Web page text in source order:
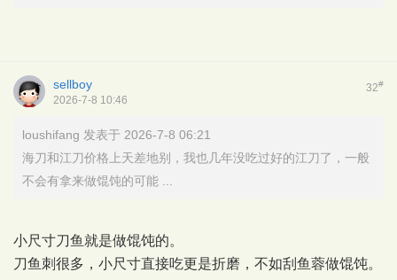
32#
sellboy
2026-7-8 10:46
loushifang 发表于 2026-7-8 06:21
海刀和江刀价格上天差地别，我也几年没吃过好的江刀了，一般
不会有拿来做馄饨的可能 ...
小尺寸刀鱼就是做馄饨的。
刀鱼刺很多，小尺寸直接吃更是折磨，不如刮鱼蓉做馄饨。